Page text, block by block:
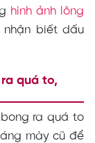
hình ảnh lông
nhận biết dấu
quá to,
ra quá to
mày cũ để